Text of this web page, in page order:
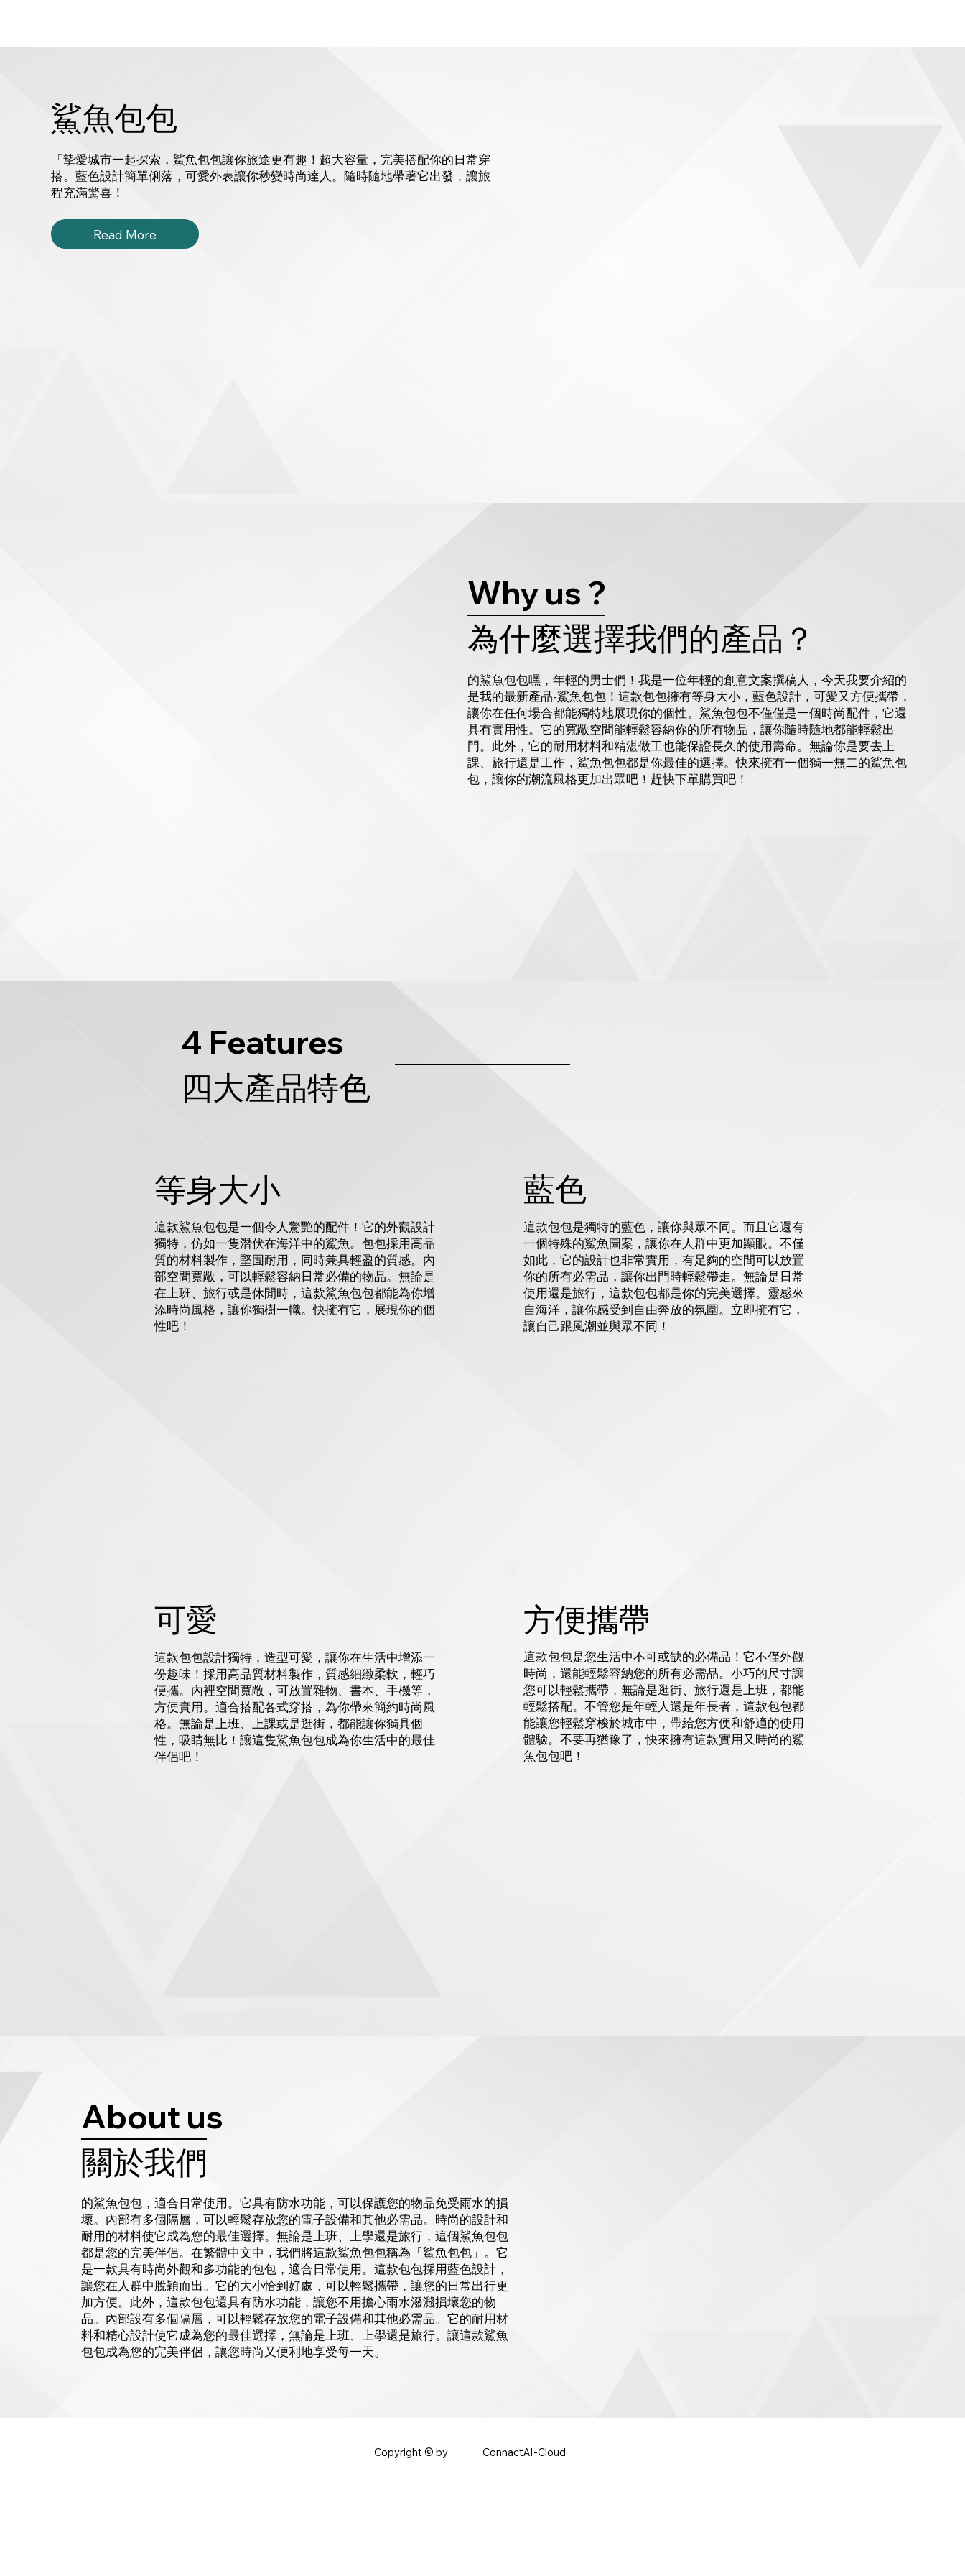
鯊魚包包
「摯愛城市一起探索，鯊魚包包讓你旅途更有趣！超大容量，完美搭配你的日常穿
搭。藍色設計簡單俐落，可愛外表讓你秒變時尚達人。隨時隨地帶著它出發，讓旅
程充滿驚喜！」
Read More
Why us ?
為什麼選擇我們的產品？
的鯊魚包包嘿，年輕的男士們！我是一位年輕的創意文案撰稿人，今天我要介紹的
是我的最新產品-鯊魚包包！這款包包擁有等身大小，藍色設計，可愛又方便攜帶，
讓你在任何場合都能獨特地展現你的個性。鯊魚包包不僅僅是一個時尚配件，它還
具有實用性。它的寬敞空間能輕鬆容納你的所有物品，讓你隨時隨地都能輕鬆出
門。此外，它的耐用材料和精湛做工也能保證長久的使用壽命。無論你是要去上
課、旅行還是工作，鯊魚包包都是你最佳的選擇。快來擁有一個獨一無二的鯊魚包
包，讓你的潮流風格更加出眾吧！趕快下單購買吧！
4 Features
四大產品特色
等身大小
這款鯊魚包包是一個令人驚艷的配件！它的外觀設計
獨特，仿如一隻潛伏在海洋中的鯊魚。包包採用高品
質的材料製作，堅固耐用，同時兼具輕盈的質感。內
部空間寬敞，可以輕鬆容納日常必備的物品。無論是
在上班、旅行或是休閒時，這款鯊魚包包都能為你增
添時尚風格，讓你獨樹一幟。快擁有它，展現你的個
性吧！
藍色
這款包包是獨特的藍色，讓你與眾不同。而且它還有
一個特殊的鯊魚圖案，讓你在人群中更加顯眼。不僅
如此，它的設計也非常實用，有足夠的空間可以放置
你的所有必需品，讓你出門時輕鬆帶走。無論是日常
使用還是旅行，這款包包都是你的完美選擇。靈感來
自海洋，讓你感受到自由奔放的氛圍。立即擁有它，
讓自己跟風潮並與眾不同！
可愛
這款包包設計獨特，造型可愛，讓你在生活中增添一
份趣味！採用高品質材料製作，質感細緻柔軟，輕巧
便攜。內裡空間寬敞，可放置雜物、書本、手機等，
方便實用。適合搭配各式穿搭，為你帶來簡約時尚風
格。無論是上班、上課或是逛街，都能讓你獨具個
性，吸睛無比！讓這隻鯊魚包包成為你生活中的最佳
伴侶吧！
方便攜帶
這款包包是您生活中不可或缺的必備品！它不僅外觀
時尚，還能輕鬆容納您的所有必需品。小巧的尺寸讓
您可以輕鬆攜帶，無論是逛街、旅行還是上班，都能
輕鬆搭配。不管您是年輕人還是年長者，這款包包都
能讓您輕鬆穿梭於城市中，帶給您方便和舒適的使用
體驗。不要再猶豫了，快來擁有這款實用又時尚的鯊
魚包包吧！
About us
關於我們
的鯊魚包包，適合日常使用。它具有防水功能，可以保護您的物品免受雨水的損
壞。內部有多個隔層，可以輕鬆存放您的電子設備和其他必需品。時尚的設計和
耐用的材料使它成為您的最佳選擇。無論是上班、上學還是旅行，這個鯊魚包包
都是您的完美伴侶。在繁體中文中，我們將這款鯊魚包包稱為「鯊魚包包」。它
是一款具有時尚外觀和多功能的包包，適合日常使用。這款包包採用藍色設計，
讓您在人群中脫穎而出。它的大小恰到好處，可以輕鬆攜帶，讓您的日常出行更
加方便。此外，這款包包還具有防水功能，讓您不用擔心雨水潑濺損壞您的物
品。內部設有多個隔層，可以輕鬆存放您的電子設備和其他必需品。它的耐用材
料和精心設計使它成為您的最佳選擇，無論是上班、上學還是旅行。讓這款鯊魚
包包成為您的完美伴侶，讓您時尚又便利地享受每一天。
Copyright © by ConnactAI-Cloud